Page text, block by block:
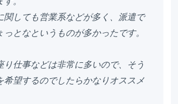
関しても営業系などが多く、派遣で
となというものが多かったです。
り仕事などは非常に多いので、そう
希望するのでしたらかなりオススメ